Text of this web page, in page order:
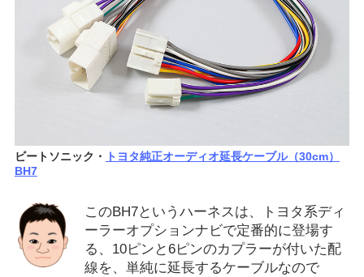
ビートソニック・
トヨタ純正オーディオ延長ケーブル（30cm）
BH7
このBH7というハーネスは、トヨタ系ディ
ーラーオプションナビで定番的に登場す
る、10ピンと6ピンのカプラーが付いた配
線を、単純に延長するケーブルなので